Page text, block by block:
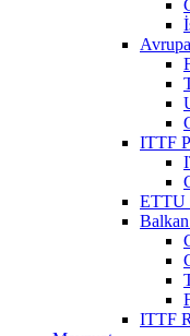
ITTF
ETTU
Balkan
ITTF